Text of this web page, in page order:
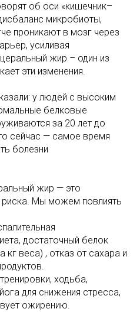
об оси «кишечник–
микробиоты,
проникают в мозг через
усиливая
жир – один из
эти изменения.
у людей с высоким
белковые
за 20 лет до
сейчас — самое время
болезни
жир — это
Мы можем повлиять
достаточный белок
веса) , отказ от сахара и
ходьба,
для снижения стресса,
ожирению.